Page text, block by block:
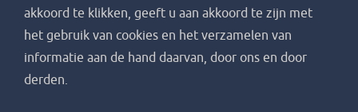
akkoord te klikken, geeft u aan akkoord te zijn met
het gebruik van cookies en het verzamelen van
informatie aan de hand daarvan, door ons en door
derden.